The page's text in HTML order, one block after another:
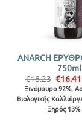
ANARCH
750ml
€18.23
price
was:
€16.41
Ξινόμαυρο 92%,
Βιολογικής
Ξηρός